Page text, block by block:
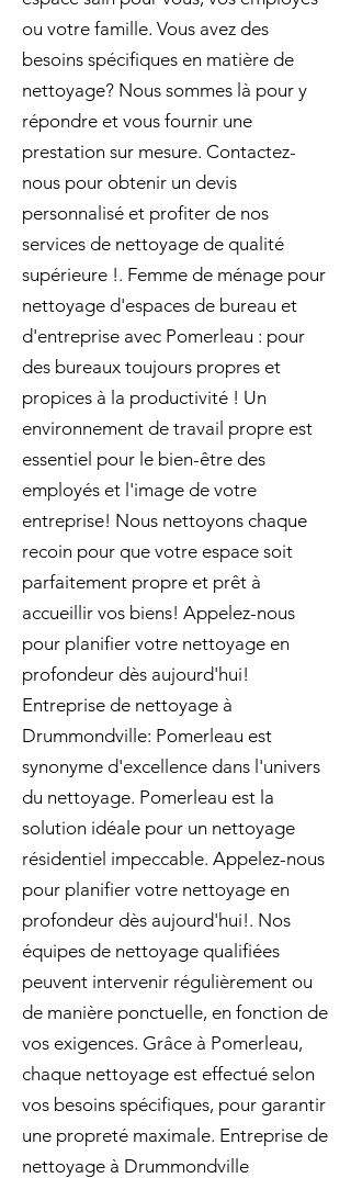
ou votre famille. Vous avez des
besoins spécifiques en matière de
nettoyage? Nous sommes là pour y
répondre et vous fournir une
prestation sur mesure. Contactez-
nous pour obtenir un devis
personnalisé et profiter de nos
services de nettoyage de qualité
supérieure !. Femme de ménage pour
nettoyage d'espaces de bureau et
d'entreprise avec Pomerleau : pour
des bureaux toujours propres et
propices à la productivité ! Un
environnement de travail propre est
essentiel pour le bien-être des
employés et l'image de votre
entreprise! Nous nettoyons chaque
recoin pour que votre espace soit
parfaitement propre et prêt à
accueillir vos biens! Appelez-nous
pour planifier votre nettoyage en
profondeur dès aujourd'hui!
Entreprise de nettoyage à
Drummondville: Pomerleau est
synonyme d'excellence dans l'univers
du nettoyage. Pomerleau est la
solution idéale pour un nettoyage
résidentiel impeccable. Appelez-nous
pour planifier votre nettoyage en
profondeur dès aujourd'hui!. Nos
équipes de nettoyage qualifiées
peuvent intervenir régulièrement ou
de manière ponctuelle, en fonction de
vos exigences. Grâce à Pomerleau,
chaque nettoyage est effectué selon
vos besoins spécifiques, pour garantir
une propreté maximale. Entreprise de
nettoyage à Drummondville